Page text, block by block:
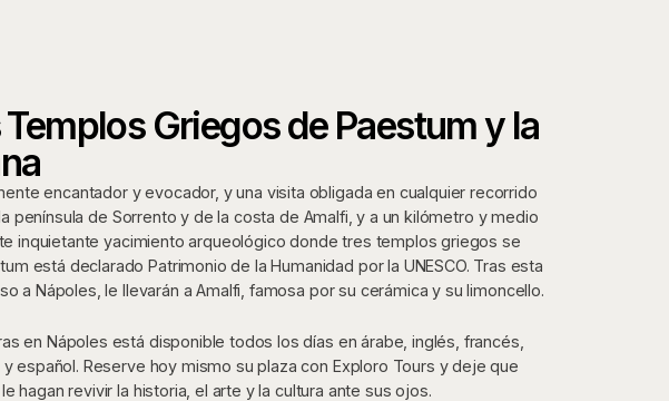
Griegos de Paestum y la
encantador y evocador, y una visita obligada en cualquier recorrido
península de Sorrento y de la costa de Amalfi, y a un kilómetro y medio
inquietante yacimiento arqueológico donde tres templos griegos se
está declarado Patrimonio de la Humanidad por la UNESCO. Tras esta
a Nápoles, le llevarán a Amalfi, famosa por su cerámica y su limoncello.
en Nápoles está disponible todos los días en árabe, inglés, francés,
español. Reserve hoy mismo su plaza con Exploro Tours y deje que
hagan revivir la historia, el arte y la cultura ante sus ojos.